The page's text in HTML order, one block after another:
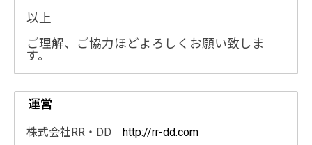
以上
ご理解、ご協力ほどよろしくお願い致しま
す。
運営
株式会社RR・DD http://rr-dd.com